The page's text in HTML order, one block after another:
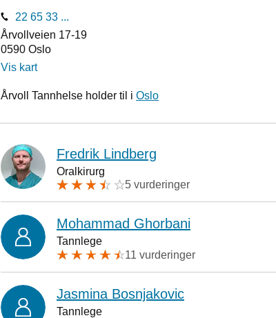
22 65 33 ...
Årvollveien 17-19
0590 Oslo
Vis kart
Årvoll Tannhelse holder til i Oslo
Fredrik Lindberg
Oralkirurg
5 vurderinger
Mohammad Ghorbani
Tannlege
11 vurderinger
Jasmina Bosnjakovic
Tannlege